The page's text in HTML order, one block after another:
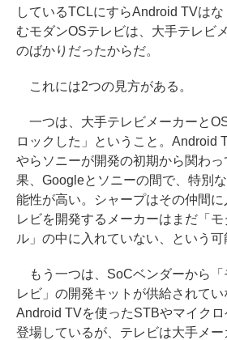
しているTCLにすらAndroid TVは
むモダンOSテレビは、大手テレビ
のばかりだったからだ。
これには2つの見方がある。
一つは、大手テレビメーカーと
ロックした」ということ。Android
やらソニーが開発の初期から関わ
果、Googleとソニーの間で、特別
能性が高い。シャープはその仲間
レビを開発するメーカーはまだ「
ル」の中に入れていない、という可
もう一つは、SoCベンダーから「
レビ」の開発キットが供給されてい
Android TVを使ったSTBやマイク
登場しているが、テレビは大手メ